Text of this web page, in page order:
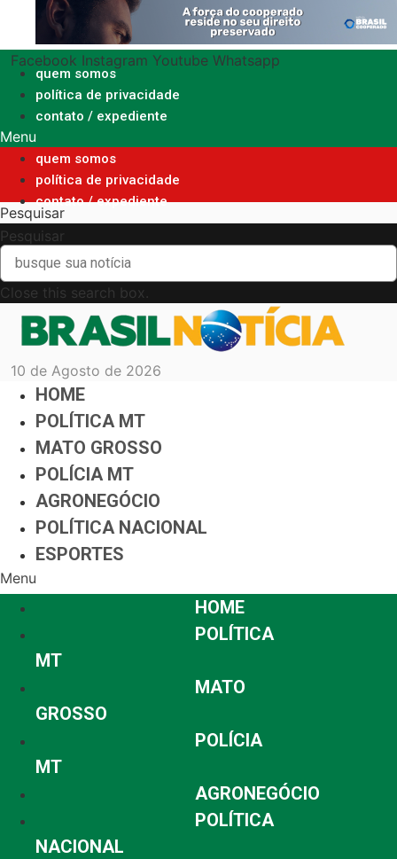
o
conteúdo
Facebook Instagram Youtube Whatsapp
quem somos
política de privacidade
contato / expediente
Menu
quem somos
política de privacidade
contato / expediente
Pesquisar
Pesquisar
Close this search box.
10 de Agosto de 2026
HOME
POLÍTICA MT
MATO GROSSO
POLÍCIA MT
AGRONEGÓCIO
POLÍTICA NACIONAL
ESPORTES
Menu
HOME
POLÍTICA
MT
MATO
GROSSO
POLÍCIA
MT
AGRONEGÓCIO
POLÍTICA
NACIONAL